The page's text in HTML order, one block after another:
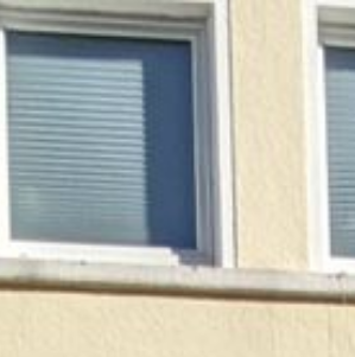
HOME
SPEISEKARTE
LIEFERSERVICE UND RESERVIERUNG